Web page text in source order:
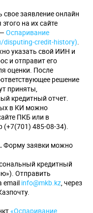
свое заявление онлайн
на их сайте
Оспаривание
disputing-credit-history).
указать свой ИИН и
и отправит его
оценки. После
решение
приняты,
кредитный отчет.
в КИ можно
ПКБ или в
(+7(701) 485-08-34).
Форму заявки можно
кредитный
Отправить
email info@mkb.kz, через
«Оспаривание